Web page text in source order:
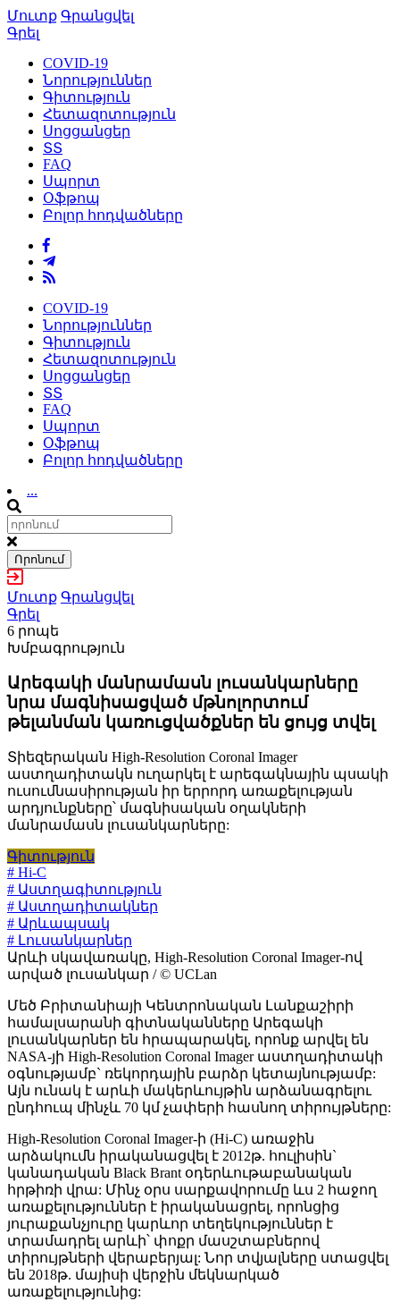
Մուտք Գրանցվել
Գրել
COVID-19
Նորություններ
Գիտություն
Հետազոտություն
Սոցցանցեր
ՏՏ
FAQ
Սպորտ
Օֆթոպ
Բոլոր հոդվածները
COVID-19
Նորություններ
Գիտություն
Հետազոտություն
Սոցցանցեր
ՏՏ
FAQ
Սպորտ
Օֆթոպ
Բոլոր հոդվածները
...
Որոնում
Մուտք Գրանցվել
Գրել
6 րոպե
Խմբագրություն
Արեգակի մանրամասն լուսանկարները
նրա մագնիսացված մթնոլորտում
թելանման կառուցվածքներ են ցույց տվել
Տիեզերական High-Resolution Coronal Imager
աստղադիտակն ուղարկել է արեգակնային պսակի
ուսումնասիրության իր երրորդ առաքելության
արդյունքները՝ մագնիսական օղակների
մանրամասն լուսանկարները:
Գիտություն
# Hi-C
# Աստղագիտություն
# Աստղադիտակներ
# Արևապսակ
# Լուսանկարներ
Արևի սկավառակը, High-Resolution Coronal Imager-ով
արված լուսանկար / © UCLan
Մեծ Բրիտանիայի Կենտրոնական Լանքաշիրի
համալսարանի գիտնականները Արեգակի
լուսանկարներ են հրապարակել, որոնք արվել են
NASA-յի High-Resolution Coronal Imager աստղադիտակի
օգնությամբ` ռեկորդային բարձր կետայնությամբ:
Այն ունակ է արևի մակերևույթին արձանագրելու
ընդհուպ մինչև 70 կմ չափերի հասնող տիրույթները:
High-Resolution Coronal Imager-ի (Hi-C) առաջին
արձակումն իրականացվել է 2012թ. հուլիսին`
կանադական Black Brant օդերևութաբանական
հրթիռի վրա: Մինչ օրս սարքավորումը ևս 2 հաջող
առաքելություններ է իրականացրել, որոնցից
յուրաքանչյուրը կարևոր տեղեկություններ է
տրամադրել արևի՝ փոքր մասշտաբներով
տիրույթների վերաբերյալ: Նոր տվյալները ստացվել
են 2018թ. մայիսի վերջին մեկնարկած
առաքելությունից: